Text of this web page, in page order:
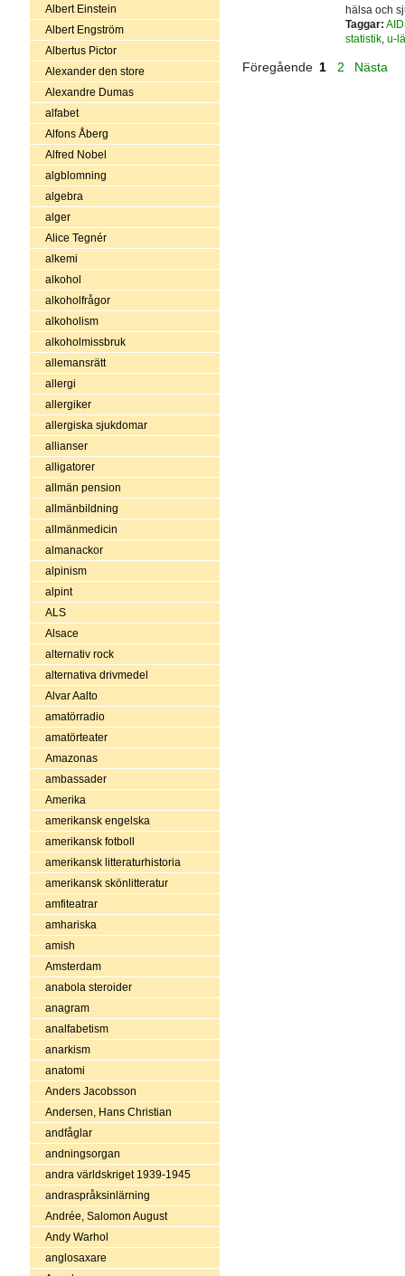
Albert Einstein
Albert Engström
Albertus Pictor
Alexander den store
Alexandre Dumas
alfabet
Alfons Åberg
Alfred Nobel
algblomning
algebra
alger
Alice Tegnér
alkemi
alkohol
alkoholfrågor
alkoholism
alkoholmissbruk
allemansrätt
allergi
allergiker
allergiska sjukdomar
allianser
alligatorer
allmän pension
allmänbildning
allmänmedicin
almanackor
alpinism
alpint
ALS
Alsace
alternativ rock
alternativa drivmedel
Alvar Aalto
amatörradio
amatörteater
Amazonas
ambassader
Amerika
amerikansk engelska
amerikansk fotboll
amerikansk litteraturhistoria
amerikansk skönlitteratur
amfiteatrar
amhariska
amish
Amsterdam
anabola steroider
anagram
analfabetism
anarkism
anatomi
Anders Jacobsson
Andersen, Hans Christian
andfåglar
andningsorgan
andra världskriget 1939-1945
andraspråksinlärning
Andrée, Salomon August
Andy Warhol
anglosaxare
hälsa och
Taggar:
statistik, u-
Föregående 1 2 Nästa